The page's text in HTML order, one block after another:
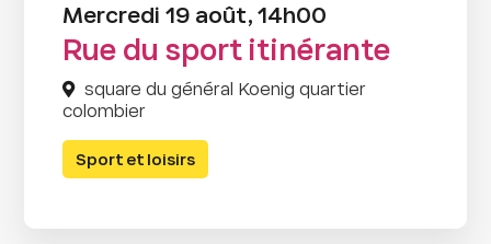
Mercredi 19 août, 14h00
Rue du sport itinérante
square du général Koenig quartier
colombier
Sport et loisirs